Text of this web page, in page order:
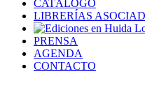
CATÁLOGO
LIBRERÍAS
PRENSA
AGENDA
CONTACTO